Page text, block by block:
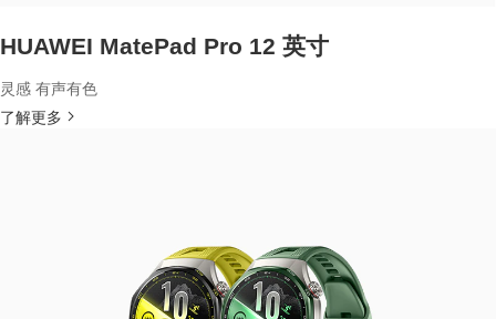
HUAWEI MatePad Pro 12 英寸
灵感 有声有色
了解更多